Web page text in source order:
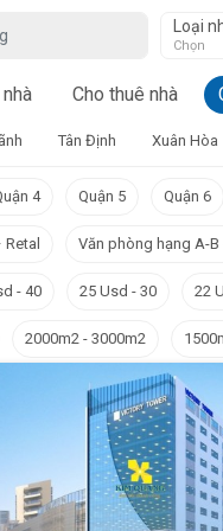
Loại
Chọn
Cho thuê nhà
Tân Định Xuân Hòa
4 Quận 5 Quận 6
Văn phòng hạng A-
- 40 25 Usd - 30 22
2000m2 - 3000m2